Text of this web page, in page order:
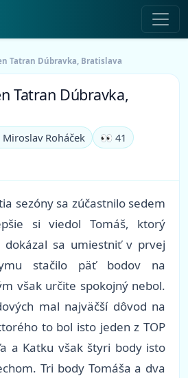
Tatran Dúbravka, Bratislava
Tatran Dúbravka,
Roháček
👀 41
sezóny sa zúčastnilo sedem
si viedol Tomáš, ktorý
sa umiestniť v prvej
stačilo päť bodov na
však určite spokojný nebol.
mal najväčší dôvod na
to bol isto jeden z TOP
a Katku však štyri body isto
Tri body Tomáša a dva